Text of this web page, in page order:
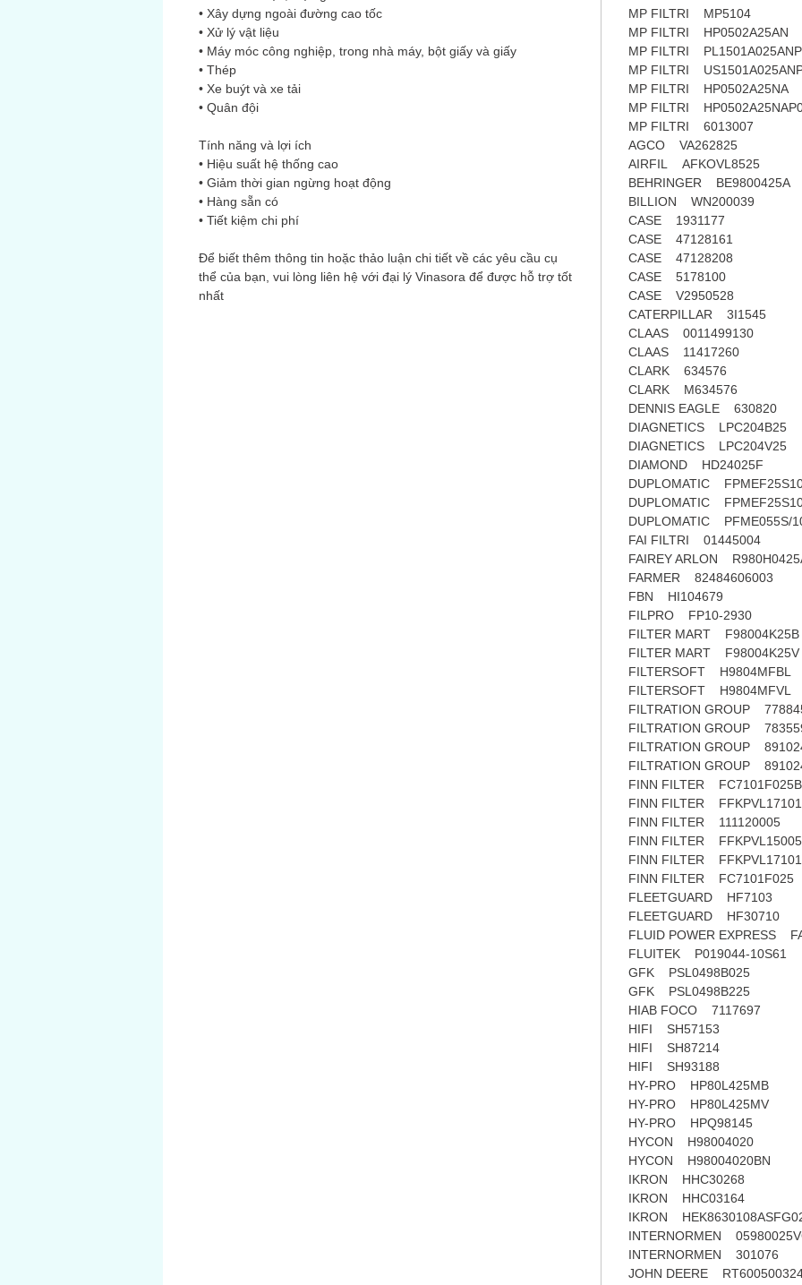
• Xây dựng ngoài đường cao tốc
• Xử lý vật liệu
• Máy móc công nghiệp, trong nhà máy, bột giấy và giấy
• Thép
• Xe buýt và xe tải
• Quân đội
Tính năng và lợi ích
• Hiệu suất hệ thống cao
• Giảm thời gian ngừng hoạt động
• Hàng sẵn có
• Tiết kiệm chi phí
Để biết thêm thông tin hoặc thảo luận chi tiết về các yêu cầu cụ
thể của bạn, vui lòng liên hệ với đại lý Vinasora để được hỗ trợ tốt
nhất
MP FILTRI MP5104
MP FILTRI HP0502A25AN
MP FILTRI
MP FILTRI
MP FILTRI HP0502A25NA
MP FILTRI
MP FILTRI 6013007
AGCO VA262825
AIRFIL AFKOVL8525
BEHRINGER BE9800425A
BILLION WN200039
CASE 1931177
CASE 47128161
CASE 47128208
CASE 5178100
CASE V2950528
CATERPILLAR 3I1545
CLAAS 0011499130
CLAAS 11417260
CLARK 634576
CLARK M634576
DENNIS EAGLE 630820
DIAGNETICS LPC204B25
DIAGNETICS LPC204V25
DIAMOND HD24025F
DUPLOMATIC
DUPLOMATIC
DUPLOMATIC PFME055S/
FAI FILTRI 01445004
FAIREY ARLON
FARMER 82484606003
FBN HI104679
FILPRO FP10-2930
FILTER MART F98004K25B
FILTER MART F98004K25V
FILTERSOFT H9804MFBL
FILTERSOFT H9804MFVL
FILTRATION GROUP
FILTRATION GROUP
FILTRATION GROUP
FILTRATION GROUP
FINN FILTER
FINN FILTER
FINN FILTER 111120005
FINN FILTER FFKPVL15005
FINN FILTER
FINN FILTER FC7101F025
FLEETGUARD HF7103
FLEETGUARD HF30710
FLUID POWER EXPRESS
FLUITEK P019044-10S61
GFK PSL0498B025
GFK PSL0498B225
HIAB FOCO 7117697
HIFI SH57153
HIFI SH87214
HIFI SH93188
HY-PRO HP80L425MB
HY-PRO HP80L425MV
HY-PRO HPQ98145
HYCON H98004020
HYCON H98004020BN
IKRON HHC30268
IKRON HHC03164
IKRON
INTERNORMEN
INTERNORMEN 301076
JOHN DEERE